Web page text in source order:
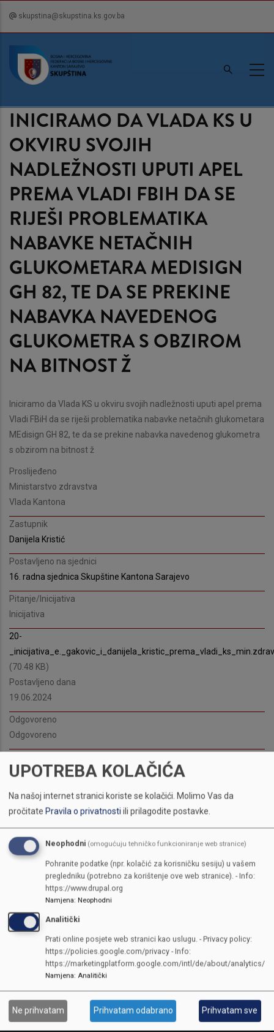
content
skupstina@skupstina.ks.gov.ba
INICIRAMO DA VLADA KS U
OKVIRU SVOJIH
NADLEŽNOSTI UPUTI APEL
PREMA VLADI FBIH DA SE
RIJEŠI PROBLEMATIKA
NABAVKE NETAČNIH
GLUKOMETARA MEDISIGN
GH 82, TE DA SE PREKINE
NABAVKA NAVEDENOG
GLUKOMETRA S OBZIROM
NA BITNOST Ž
Iniciramo da Vlada KS u okviru svojih nadležnosti uputi apel prema
Vladi FBiH da se riješi problematika nabavke netačnih glukometara
MEdisign GH 82, te da se prekine nabavka navedenog glukometra
s obzirom na bitnost ž
Proslijeđeno
Ministarstvo zdravstva
Vlada Kantona
Zastupnik
Danijela Kristić
Postavljeno na sjednici
16. radna sjednica Skupštine Kantona Sarajevo
Pitanje/Inicijativa
Inicijativa
20-
(70.48 KB)
Postavljeno dana
19.06.2024
Odgovoreno
Odgovoreno
ODGOVOR PRILOG
UPOTREBA KOLAČIĆA
Na našoj internet stranici koriste se kolačići. Molimo Vas da
pročitate Pravila o privatnostiili prilagodite postavke.
Neophodni (omogućuju tehničko funkcioniranje web stranice)
Pohranite podatke (npr. kolačić za korisničku sesiju) u vašem
pregledniku (potrebno za korištenje ove web stranice). - Info:
https://www.drupal.org
Namjena: Neophodni
Analitički
Prati online posjete web stranici kao uslugu. - Privacy policy:
https://policies.google.com/privacy - Info:
https://marketingplatform.google.com/intl/de/about/analytics/
Namjena: Analitički
Ne prihvatam Prihvatam odabrano Prihvatam sve